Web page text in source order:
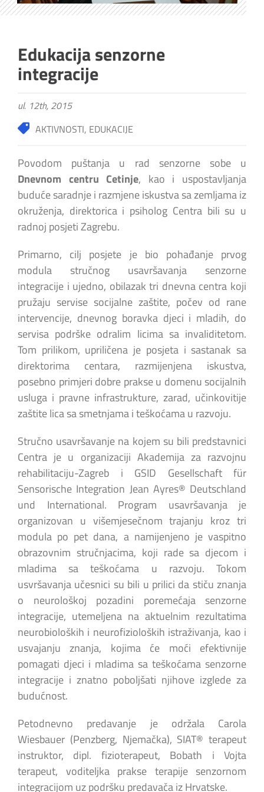
Edukacija senzorne
integracije
ul. 12th, 2015
AKTIVNOSTI, EDUKACIJE
Povodom puštanja u rad senzorne sobe u
Dnevnom centru Cetinje, kao i uspostavljanja
buduće saradnje i razmjene iskustva sa zemljama iz
okruženja, direktorica i psiholog Centra bili su u
radnoj posjeti Zagrebu.
Primarno, cilj posjete je bio pohađanje prvog
modula stručnog usavršavanja senzorne
integracije i ujedno, obilazak tri dnevna centra koji
pružaju servise socijalne zaštite, počev od rane
intervencije, dnevnog boravka djeci i mladih, do
servisa podrške odralim licima sa invaliditetom.
Tom prilikom, upriličena je posjeta i sastanak sa
direktorima centara, razmijenjena iskustva,
posebno primjeri dobre prakse u domenu socijalnih
usluga i pravne infrastrukture, zarad, učinkovitije
zaštite lica sa smetnjama i teškoćama u razvoju.
Stručno usavršavanje na kojem su bili predstavnici
Centra je u organizaciji Akademija za razvojnu
rehabilitaciju-Zagreb i GSID Gesellschaft für
Sensorische Integration Jean Ayres® Deutschland
und International. Program usavršavanja je
organizovan u višemjesečnom trajanju kroz tri
modula po pet dana, a namijenjeno je vaspitno
obrazovnim stručnjacima, koji rade sa djecom i
mladima sa teškoćama u razvoju. Tokom
usvršavanja učesnici su bili u prilici da stiču znanja
o neurološkoj pozadini poremećaja senzorne
integracije, utemeljena na aktuelnim rezultatima
neurobioloških i neurofizioloških istraživanja, kao i
usvajanju znanja, kojima će moći efektivnije
pomagati djeci i mladima sa teškoćama senzorne
integracije i znatno poboljšati njihove izglede za
budućnost.
Petodnevno predavanje je održala Carola
Wiesbauer (Penzberg, Njemačka), SIAT® terapeut
instruktor, dipl. fizioterapeut, Bobath i Vojta
terapeut, voditeljka prakse terapije senzornom
integracijom uz podršku predavača iz Hrvatske.